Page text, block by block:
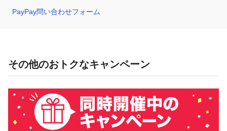
PayPay問い合わせフォーム
その他のおトクなキャンペーン